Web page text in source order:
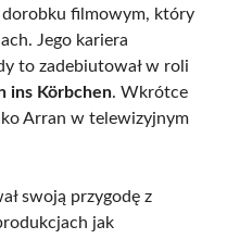
filmowym, który
Jego kariera
to zadebiutował w roli
ins Körbchen. Wkrótce
Arran w telewizyjnym
swoją przygodę z
jak